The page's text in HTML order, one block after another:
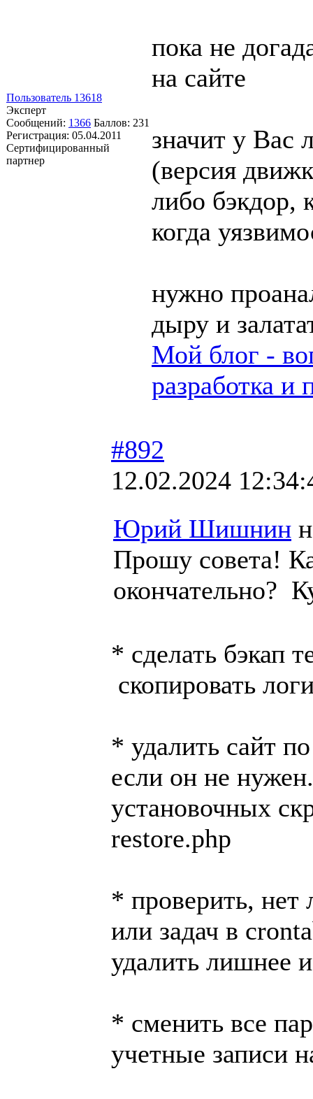
Пользователь 13618
Эксперт
Сообщений: 1366 Баллов: 231
Регистрация: 05.04.2011
Сертифицированный
партнер
пока не
на сайте
значит у Вас
(версия
либо бэкдор,
когда
нужно
дыру и
Мой блог -
разработка и
#892
12.02.2024
Юрий Шишнин
Прошу совета!
окончательно?
* сделать бэкап
скопировать
* удалить сайт
если он не
установочных
restore.php
* проверить, нет
или задач в
удалить лишнее
* сменить все
учетные записи